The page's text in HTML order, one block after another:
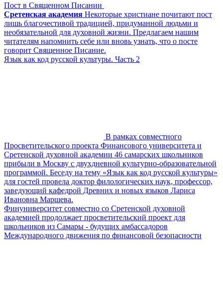
Пост в Священном Писании
Сретенская академия Некоторые христиане почитают пост
лишь благочестивой традицией, придуманной людьми и
необязательной для духовной жизни. Предлагаем нашим
читателям напомнить себе или вновь узнать, что о посте
говорит Священное Писание.
Язык как код русской культуры. Часть 2
В рамках совместного
Просветительского проекта Финансового университета и
Сретенской духовной академии 46 самарских школьников
прибыли в Москву с двухдневной культурно-образовательной
программой. Беседу на тему «Язык как код русской культуры»
для гостей провела доктор филологических наук, профессор,
заведующий кафедрой Древних и новых языков Лариса
Ивановна Маршева.
Финуниверситет совместно со Сретенской духовной
академией продолжает просветительский проект для
школьников из Самары - будущих амбассадоров
Международного движения по финансовой безопасности